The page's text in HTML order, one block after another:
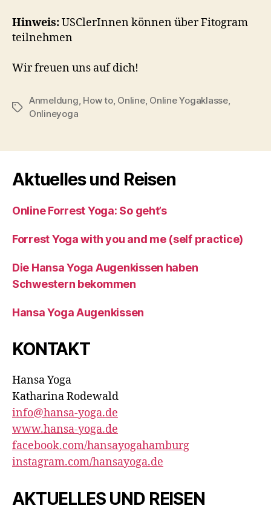
Hinweis:USClerInnen können über Fitogram
teilnehmen
Wir freuen uns auf dich!
Schlagwörter
Anmeldung How to, Online, Online Yogaklasse,
Onlineyoga
Aktuelles und Reisen
Online Forrest Yoga: So geht’s
Forrest Yoga with you and me (self practice)
Die Hansa Yoga Augenkissen haben
Schwestern bekommen
Hansa Yoga Augenkissen
KONTAKT
Hansa Yoga
Katharina Rodewald
info@hansa-yoga.de
www.hansa-yoga.de
facebook.com/hansayogahamburg
instagram.com/hansayoga.de
AKTUELLES UND REISEN